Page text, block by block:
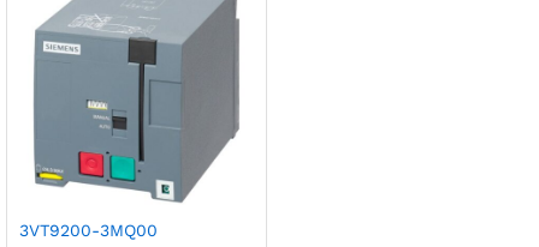
3VT9200-3MQ00